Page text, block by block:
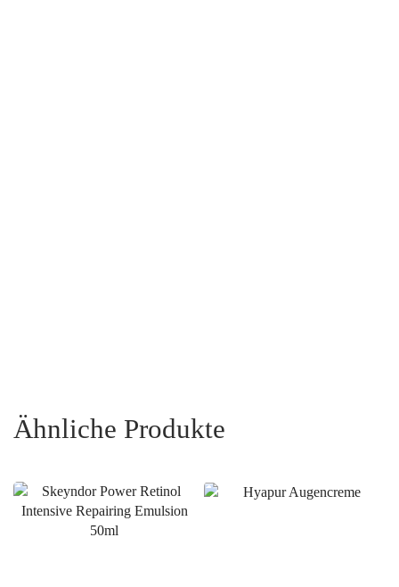
Ähnliche Produkte